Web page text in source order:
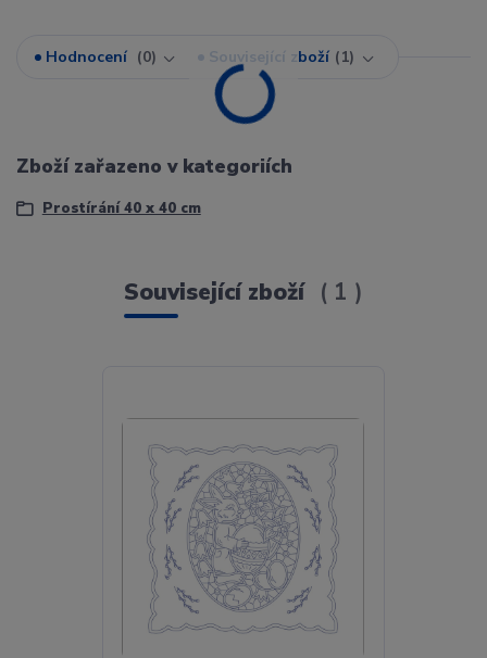
Hodnocení 0 Související zboží 1
Zboží zařazeno v kategoriích
Prostírání 40 x 40 cm
Související zboží 1